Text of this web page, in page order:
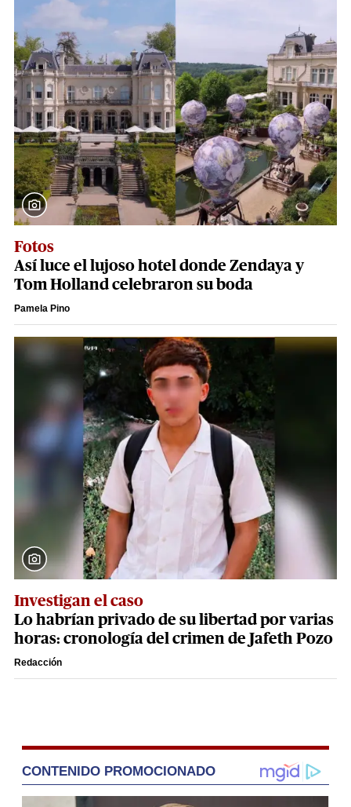
Fotos
Así luce el lujoso hotel donde Zendaya y
Tom Holland celebraron su boda
Pamela Pino
Investigan el caso
Lo habrían privado de su libertad por varias
horas: cronología del crimen de Jafeth Pozo
Redacción
CONTENIDO PROMOCIONADO